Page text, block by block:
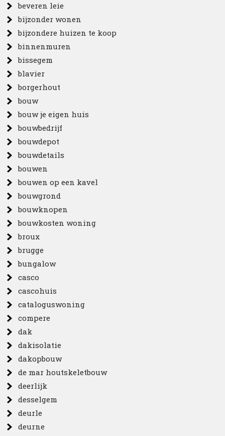
beveren leie
bijzonder wonen
bijzondere huizen te koop
binnenmuren
bissegem
blavier
borgerhout
bouw
bouw je eigen huis
bouwbedrijf
bouwdepot
bouwdetails
bouwen
bouwen op een kavel
bouwgrond
bouwknopen
bouwkosten woning
broux
brugge
bungalow
casco
cascohuis
cataloguswoning
compere
dak
dakisolatie
dakopbouw
de mar houtskeletbouw
deerlijk
desselgem
deurle
deurne